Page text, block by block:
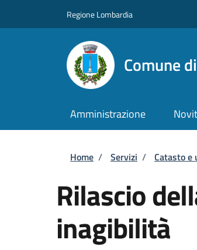
Regione Lombardia
Comune
Amministrazione
Briciole di
Home / Servizi / Catasto e
Rilascio
inagibilità